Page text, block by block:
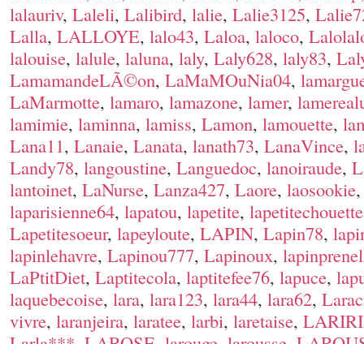
lalauriv, Laleli, Lalibird, lalie, Lalie3125,
Lalla, LALLOYE, lalo43, Laloa, laloco,
lalouise, lalule, laluna, laly, Laly628, laly83,
LamamandeLÃ©on, LaMaMOuNia04,
LaMarmotte, lamaro, lamazone, lamer,
lamimie, laminna, lamiss, Lamon, lamouette,
Lana11, Lanaie, Lanata, lanath73, LanaVince,
Landy78, langoustine, Languedoc, lanoiraude,
lantoinet, LaNurse, Lanza427, Laore, laosookie
laparisienne64, lapatou, lapetite, lapetitechouette
Lapetitesoeur, lapeyloute, LAPIN, Lapin78,
lapinlehavre, Lapinou777, Lapinoux,
LaPtitDiet, Laptitecola, laptitefee76, lapuce,
laquebecoise, lara, lara123, lara44, lara62,
vivre, laranjeira, laratee, larbi, laretaise, LARIRI